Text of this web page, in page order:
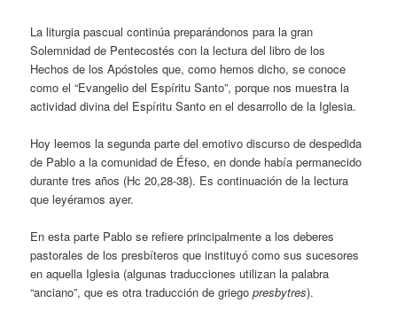
La liturgia pascual continúa preparándonos para la gran
Solemnidad de Pentecostés con la lectura del libro de los
Hechos de los Apóstoles que, como hemos dicho, se conoce
como el “Evangelio del Espíritu Santo”, porque nos muestra la
actividad divina del Espíritu Santo en el desarrollo de la Iglesia.
Hoy leemos la segunda parte del emotivo discurso de despedida
de Pablo a la comunidad de Éfeso, en donde había permanecido
durante tres años (Hc 20,28-38). Es continuación de la lectura
que leyéramos ayer.
En esta parte Pablo se refiere principalmente a los deberes
pastorales de los presbíteros que instituyó como sus sucesores
en aquella Iglesia (algunas traducciones utilizan la palabra
“anciano”, que es otra traducción de griegopresbytres).